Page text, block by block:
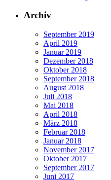
Archiv
September 2019
April 2019
Januar 2019
Dezember 2018
Oktober 2018
September 2018
August 2018
Juli 2018
Mai 2018
April 2018
März 2018
Februar 2018
Januar 2018
November 2017
Oktober 2017
September 2017
Juni 2017